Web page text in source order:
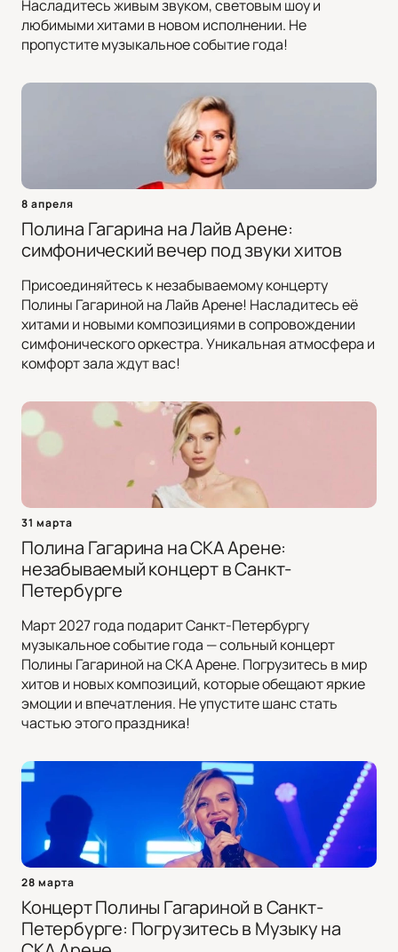
Насладитесь живым звуком, световым шоу и
любимыми хитами в новом исполнении. Не
пропустите музыкальное событие года!
8 апреля
Полина Гагарина на Лайв Арене:
симфонический вечер под звуки хитов
Присоединяйтесь к незабываемому концерту
Полины Гагариной на Лайв Арене! Насладитесь её
хитами и новыми композициями в сопровождении
симфонического оркестра. Уникальная атмосфера и
комфорт зала ждут вас!
31 марта
Полина Гагарина на СКА Арене:
незабываемый концерт в Санкт-
Петербурге
Март 2027 года подарит Санкт-Петербургу
музыкальное событие года — сольный концерт
Полины Гагариной на СКА Арене. Погрузитесь в мир
хитов и новых композиций, которые обещают яркие
эмоции и впечатления. Не упустите шанс стать
частью этого праздника!
28 марта
Концерт Полины Гагариной в Санкт-
Петербурге: Погрузитесь в Музыку на